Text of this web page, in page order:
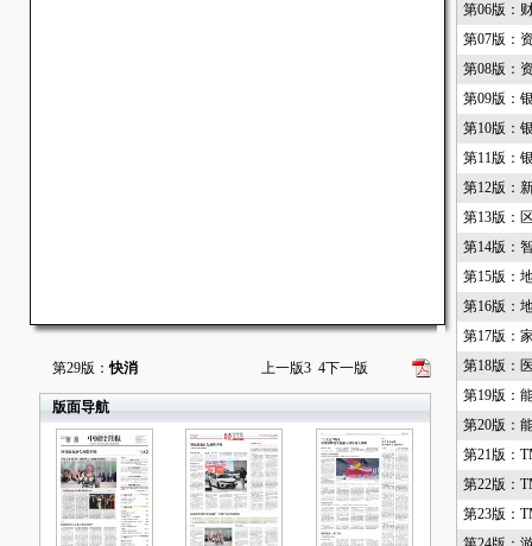
第29版：快消 上一版3 4下一版
版面导航
第06版：
第07版：
第08版：
第09版：
第10版：
第11版：
第12版：
第13版：
第14版：
第15版：
第16版：
第17版：
第18版：
第19版：
第20版：
第21版：
第22版：
第23版：